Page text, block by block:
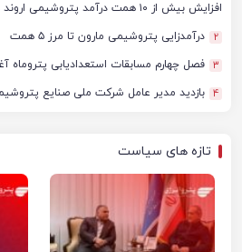
افزایش بیش از ۱۰ همت درآمد پتروشیمی اروند در ۹ ماهه ۱۴۰۴
2 درآمدزایی پتروشیمی مارون تا مرز ۵ همت
3 فصل چهارم مسابقات استعدادیابی پتروماه
4 بازدید مدیر عامل شرکت ملی صنایع
تازه های سیاست